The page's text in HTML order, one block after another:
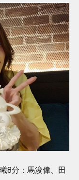
8分：馬浚偉、田